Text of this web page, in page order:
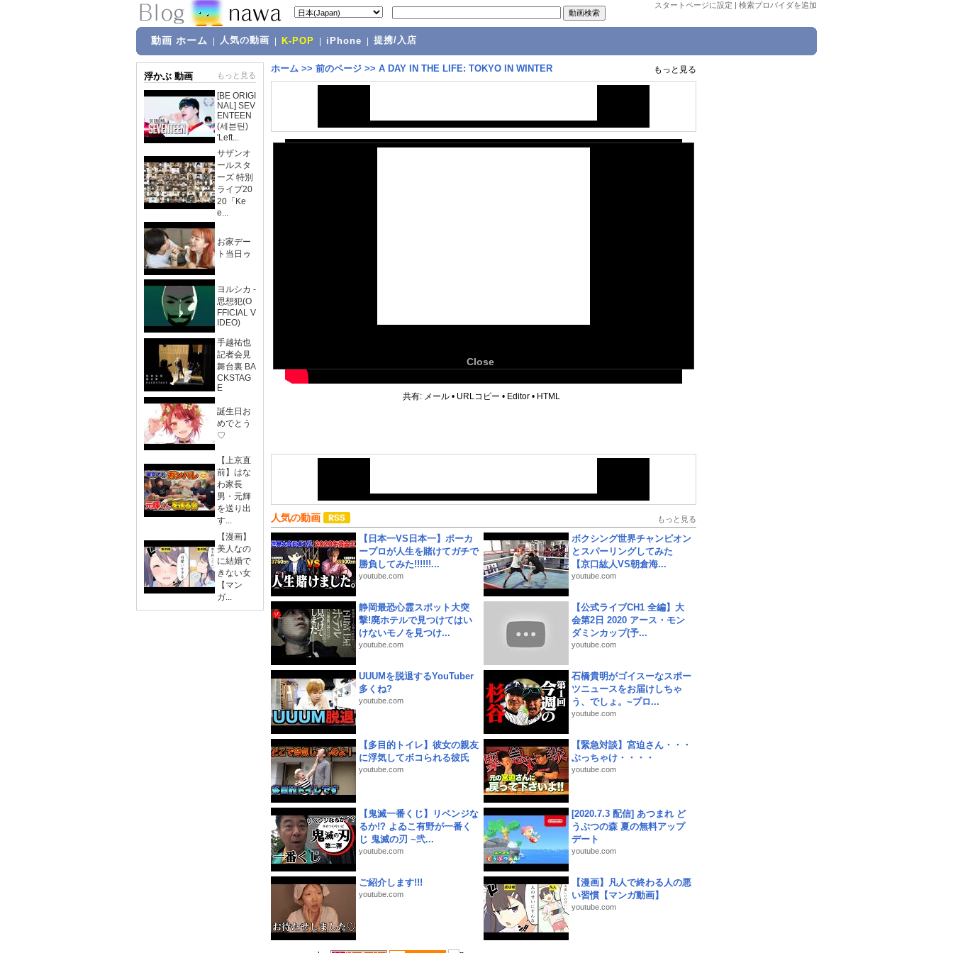
スタートページに設定 | 検索プロバイダを追加
動画 ホーム 人気の動画 K-POP iPhone 提携/入店
浮かぶ 動画 もっと見る
[BE ORIGI
NAL] SEV
ENTEEN
(세븐틴)
'Left...
サザンオ
ールスタ
ーズ 特別
ライブ20
20「Ke
e...
お家デー
ト当日ゥ
ヨルシカ -
思想犯(O
FFICIAL V
IDEO)
手越祐也
記者会見
舞台裏 BA
CKSTAG
E
誕生日お
めでとう
♡
【上京直
前】はな
わ家長
男・元輝
を送り出
す...
【漫画】
美人なの
に結婚で
きない女
【マン
ガ...
ホーム >> 前のページ >> A DAY IN THE LIFE: TOKYO IN WINTER もっと見る
Close
共有: メール • URLコピー • Editor • HTML
人気の動画 もっと見る
【日本一VS日本一】ポーカ
ープロが人生を賭けてガチで
勝負してみた!!!!!!...
youtube.com
ボクシング世界チャンピオン
とスパーリングしてみた
【京口紘人VS朝倉海...
youtube.com
静岡最恐心霊スポット大突
撃!廃ホテルで見つけてはい
けないモノを見つけ...
youtube.com
【公式ライブCH1 全編】大
会第2日 2020 アース・モン
ダミンカップ(予...
youtube.com
UUUMを脱退するYouTuber
多くね?
youtube.com
石橋貴明がゴイスーなスポー
ツニュースをお届けしちゃ
う、でしょ。~プロ...
youtube.com
【多目的トイレ】彼女の親友
に浮気してボコられる彼氏
youtube.com
【緊急対談】宮迫さん・・・
ぶっちゃけ・・・・
youtube.com
【鬼滅一番くじ】リベンジな
るか!? よゐこ有野が一番く
じ 鬼滅の刃 ~弐...
youtube.com
[2020.7.3 配信] あつまれ ど
うぶつの森 夏の無料アップ
デート
youtube.com
ご紹介します!!!
youtube.com
【漫画】凡人で終わる人の悪
い習慣【マンガ動画】
youtube.com